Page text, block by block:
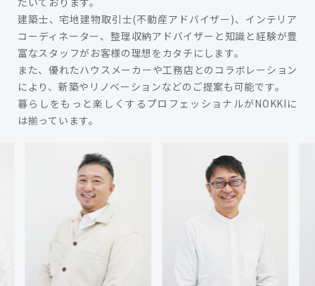
建築士、宅地建物取引士(不動産アドバイザー)、インテリア
コーディネーター、整理収納アドバイザーと知識と経験が豊
富なスタッフがお客様の理想をカタチにします。
また、優れたハウスメーカーや工務店とのコラボレーション
により、新築やリノベーションなどのご提案も可能です。
暮らしをもっと楽しくするプロフェッショナルがNOKKIに
は揃っています。